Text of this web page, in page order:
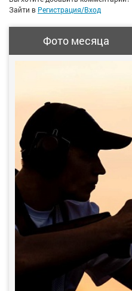
Зайти в Регистрация/Вход
Фото месяца